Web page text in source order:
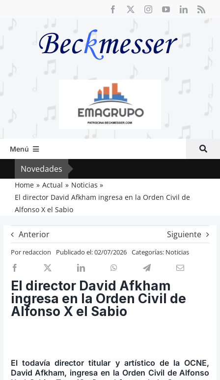
Menú
Inicio
Actual
Artículos
Previos de ópera
Entrevistas
Recomendación
Cosas de Beckmesser
Nosotros y privacidad
Buscar:
Novedades
Home Actual
Noticias
El director David Afkham ingresa en la Orden Civil de
Alfonso X el Sabio
Anterior Siguiente
Por redaccion Publicado el: 02/07/2026 Categorías: Noticias
El director David Afkham
ingresa en la Orden Civil de
Alfonso X el Sabio
El todavía director titular y artístico de la OCNE,
David Afkham, ingresa en la Orden Civil de Alfonso